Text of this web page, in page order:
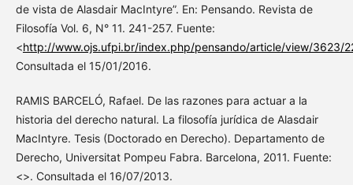
de vista de Alasdair MacIntyre”. En: Pensando. Revista de
Filosofía Vol. 6, N° 11. 241-257. Fuente:
<http://www.ojs.ufpi.br/index.php/pensando/article/view/3623/
Consultada el 15/01/2016.
RAMIS BARCELÓ, Rafael. De las razones para actuar a la
historia del derecho natural. La filosofía jurídica de Alasdair
MacIntyre. Tesis (Doctorado en Derecho). Departamento de
Derecho, Universitat Pompeu Fabra. Barcelona, 2011. Fuente:
<>. Consultada el 16/07/2013.